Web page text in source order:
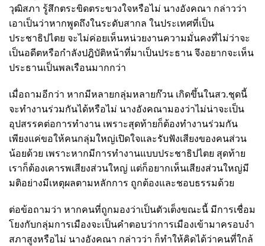
วุฒิสภา รู้สึกตระขิดตระขวงใจหรือไม่ นางอังคณา กล่าวว่า
เอาเป็นว่าหากพูดถึงในระดับสากล ในประเทศที่เป็น
ประชาธิปไตย จะไม่ค่อยเห็นหน่วยงานความมั่นคงที่ไม่ว่าจะ
เป็นอดีตหรือกำลังปฎิบัติหน้าที่มาเป็นประธาน จึงอยากจะเห็น
ประธานเป็นพลเรือนมากกว่า
เมื่อถามอีกว่า หากมีหลายกลุ่มหลายก๊วน เกิดขึ้นในสว.ชุดนี้
จะทำงานร่วมกันได้หรือไม่ นางอังคณามองว่าไม่น่าจะเป็น
อุปสรรคต่อการทำงาน เพราะสุดท้ายก็ต้องทำงานร่วมกัน
เพียงแค่ขอให้คนกลุ่มใหญ่เปิดใจและรับฟังเสียงของคนส่วน
น้อยด้วย เพราะหากมีการทำงานแบบประชาธิปไตย สุดท้าย
เราก็ต้องเคารพเสียงส่วนใหญ่ แต่ก็อยากเห็นเสียงส่วนใหญ่มี
มติอย่างมีเหตุผลตามหลักการ ถูกต้องและชอบธรรมด้วย
ต่อข้อถามว่า หากคนที่ถูกมองว่าเป็นตัวเต็งขณะนี้ มีการเชื่อม
โยงกับกลุ่มการเมืองจะเป็นคำตอบว่าการเมืองเข้ามาครอบงำ
สภาสูงหรือไม่ นางอังคณา กล่าวว่า ก็ทำให้คิดได้ว่าคนที่ใกล้